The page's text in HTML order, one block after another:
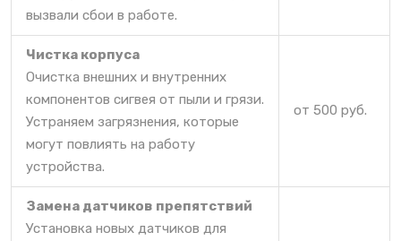
вызвали сбои в работе.
Чистка корпуса
Очистка внешних и внутренних
компонентов сигвея от пыли и грязи.
Устраняем загрязнения, которые
могут повлиять на работу
устройства.
от 500 руб.
Замена датчиков препятствий
Установка новых датчиков для